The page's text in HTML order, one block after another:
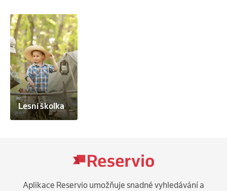
Lesní školka
Aplikace Reservio umožňuje snadné vyhledávání a